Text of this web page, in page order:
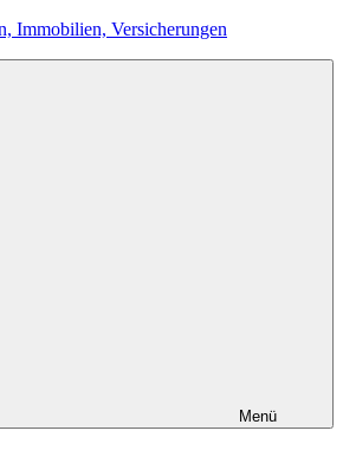
Immobilien, Versicherungen
Menü